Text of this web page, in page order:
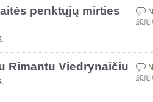
penktųjų mirties
.
Rimantu Viedrynaičiu
.